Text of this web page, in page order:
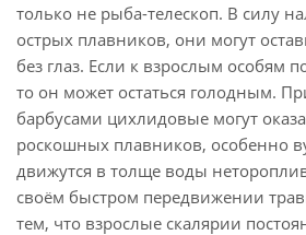
только не рыба-телескоп. В силу
острых плавников, они могут
без глаз. Если к взрослым особям
то он может остаться голодным.
барбусами цихлидовые могут
роскошных плавников, особенно
движутся в толще воды
своём быстром передвижении
тем, что взрослые скалярии